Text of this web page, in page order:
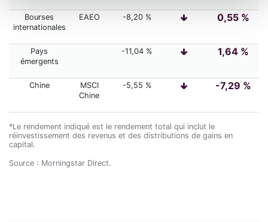
Bourses
internationales
EAEO -8,20 % 0,55 %
Pays
émergents
-11,04 % 1,64 %
Chine
MSCI
Chine
-5,55 % -7,29 %
*Le rendement indiqué est le rendement total qui inclut le
réinvestissement des revenus et des distributions de gains en
capital.
Source : Morningstar Direct.